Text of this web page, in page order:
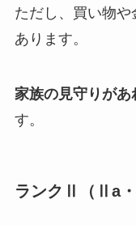
ただし、買い物
あります。
家族の見守りが
す。
ランクⅡ（Ⅱa